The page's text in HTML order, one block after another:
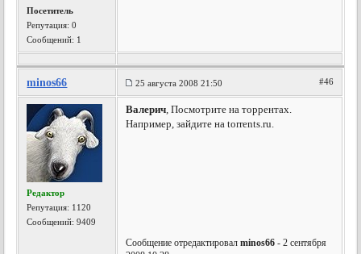
Посетитель
Репутация:0
Сообщений: 1
minos66 25 августа 2008 21:50 #46
Редактор
Репутация: 1120
Сообщений: 9409
Валерич, Посмотрите на торрентах.
Например, зайдите на torrents.ru.
Сообщение отредактировалminos66 - 2 сентября